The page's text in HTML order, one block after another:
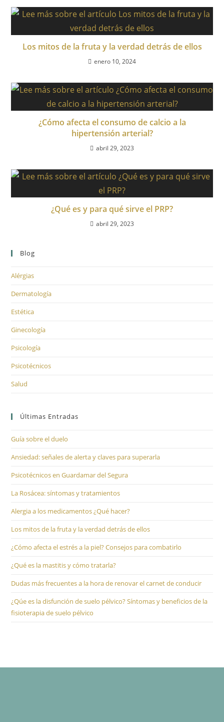
Los mitos de la fruta y la verdad detrás de ellos
enero 10, 2024
¿Cómo afecta el consumo de calcio a la
hipertensión arterial?
abril 29, 2023
¿Qué es y para qué sirve el PRP?
abril 29, 2023
Blog
Alérgias
Dermatología
Estética
Ginecología
Psicología
Psicotécnicos
Salud
Últimas Entradas
Guía sobre el duelo
Ansiedad: señales de alerta y claves para superarla
Psicotécnicos en Guardamar del Segura
La Rosácea: síntomas y tratamientos
Alergia a los medicamentos ¿Qué hacer?
Los mitos de la fruta y la verdad detrás de ellos
¿Cómo afecta el estrés a la piel? Consejos para combatirlo
¿Qué es la mastitis y cómo tratarla?
Dudas más frecuentes a la hora de renovar el carnet de conducir
¿Qúe es la disfunción de suelo pélvico? Síntomas y beneficios de la
fisioterapia de suelo pélvico